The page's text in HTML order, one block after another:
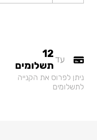
עד12
תשלומים
ניתן לפרוס את הקנייה
לתשלומים